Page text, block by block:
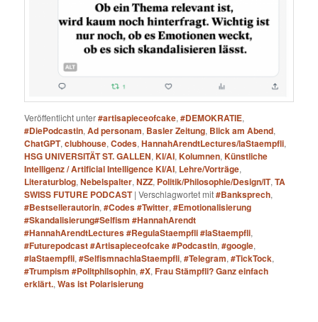
Veröffentlicht unter#artisapieceofcake,#DEMOKRATIE,
#DiePodcastin,Ad personam, Basler Zeitung, Blick am Abend,
ChatGPT,clubhouse,Codes,HannahArendtLectures/laStaempfli,
HSG UNIVERSITÄT ST. GALLEN,KI/AI,Kolumnen,Künstliche
Intelligenz / Artificial Intelligence KI/AI, Lehre/Vorträge,
Literaturblog,Nebelspalter,NZZ, Politik/Philosophie/Design/IT,TA
SWISS FUTURE PODCAST |Verschlagwortet mit#Banksprech,
#Bestsellerautorin,#Codes #Twitter,#Emotionalisierung
#Skandalisierung#Selfism #HannahArendt
#HannahArendtLectures #RegulaStaempfli #laStaempfli,
#Futurepodcast #Artisapieceofcake #Podcastin,#google,
#laStaempfli,#SelfismnachlaStaempfli,#Telegram,#TickTock,
#Trumpism #Politphilsophin,#X,Frau Stämpfli? Ganz einfach
erklärt.,Was ist Polarisierung